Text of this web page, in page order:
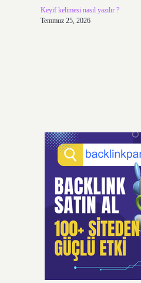
Keyif kelimesi nasıl yazılır ?
Temmuz 25, 2026